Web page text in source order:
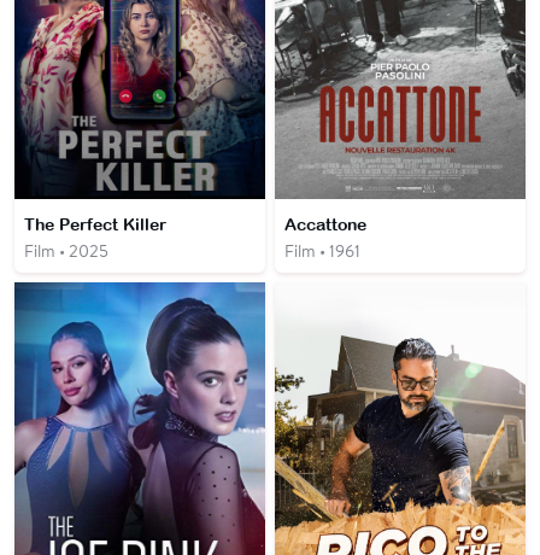
The Perfect Killer
Film • 2025
Accattone
Film • 1961